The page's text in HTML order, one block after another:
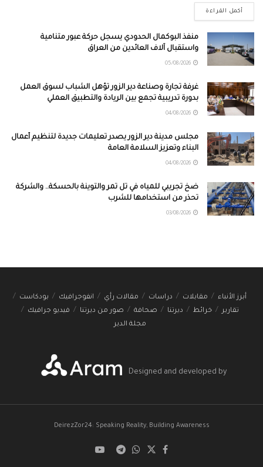
أكمل القراءة
منفذ البوكمال الحدودي يسجل حركة عبور متنامية
واستقبال آلاف العائدين من العراق
غرفة تجارة وصناعة دير الزور تؤهل الشباب لسوق العمل
بدورة تدريبية تجمع بين الريادة والتطبيق العملي
مجلس مدينة دير الزور يصدر تعليمات جديدة لتنظيم أعمال
البناء وتعزيز السلامة العامة
ضخ تجريبي للمياه في تل تمر والتوينة بالحسكة.. والشركة
تحذر من استخدامها للشرب
أبرز الأنباء مقابلات دراسات مقالات رأي انفوجرافيك
بودكاست
تقارير
خرائط ديرتنا صحافة صور من ديرتنا
فيديو جرافيك
مجلة الدير
Designed and developed by
DeirezZor24: Speaking Reality, Building Awareness